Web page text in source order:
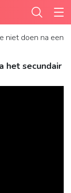
niet doen na een
het secundair